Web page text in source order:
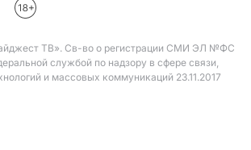
ТВ». Св-во о регистрации СМИ ЭЛ №ФС
службой по надзору в сфере связи,
и массовых коммуникаций 23.11.2017